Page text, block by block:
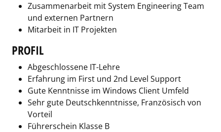
Zusammenarbeit mit System Engineering Team
und externen Partnern
Mitarbeit in IT Projekten
PROFIL
Abgeschlossene IT-Lehre
Erfahrung im First und 2nd Level Support
Gute Kenntnisse im Windows Client Umfeld
Sehr gute Deutschkenntnisse, Französisch von
Vorteil
Führerschein Klasse B